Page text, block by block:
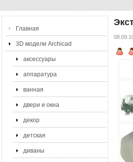
Главная
3D модели Archicad
аксессуары
аппаратура
ванная
двери и окна
декор
детская
диваны